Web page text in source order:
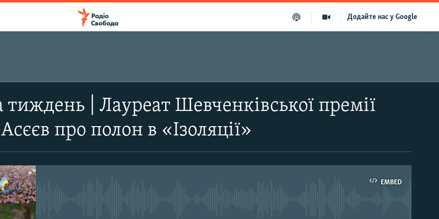
Додайте нас у Google
тиждень | Лауреат Шевченківської премії
про полон в «Ізоляції»
EMBED